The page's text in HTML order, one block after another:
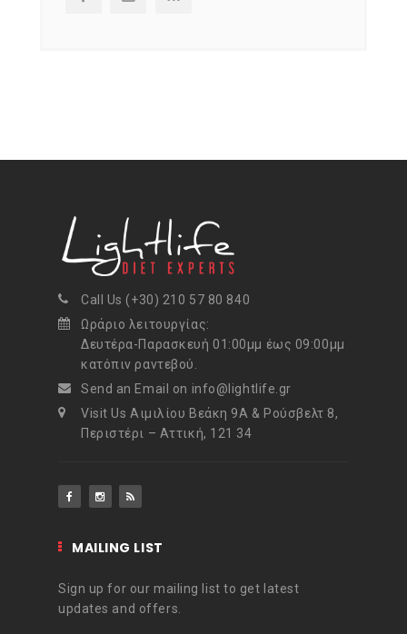
Call Us (+30) 210 57 80 840
Ωράριο λειτουργίας:
Δευτέρα-Παρασκευή 01:00μμ έως 09:00μμ
κατόπιν ραντεβού.
Send an Email on info@lightlife.gr
Visit Us Αιμιλίου Βεάκη 9Α & Ρούσβελτ 8,
Περιστέρι – Αττική, 121 34
MAILING LIST
Sign up for our mailing list to get latest
updates and offers.